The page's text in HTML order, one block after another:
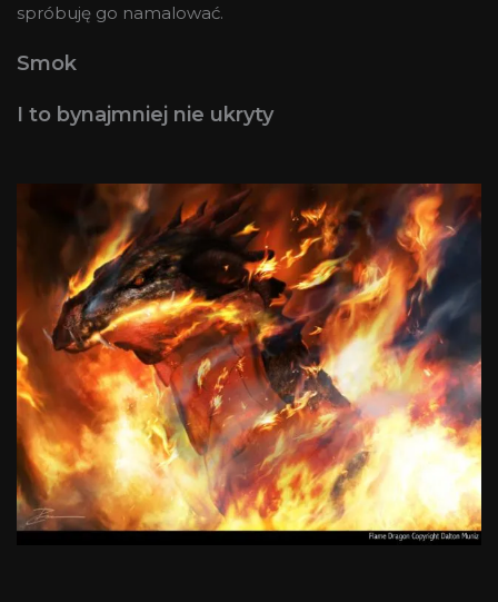
spróbuję go namalować.
Smok
I to bynajmniej nie ukryty